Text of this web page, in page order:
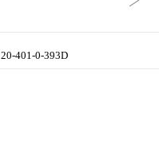
20-401-0-393D